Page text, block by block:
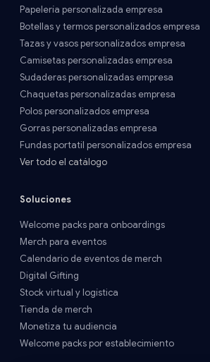
Papelería personalizada empresa
Botellas y termos personalizados empresa
Tazas y vasos personalizados empresa
Camisetas personalizadas empresa
Sudaderas personalizadas empresa
Chaquetas personalizadas empresa
Polos personalizados empresa
Gorras personalizadas empresa
Fundas portatil personalizados empresa
Ver todo el catálogo
Soluciones
Welcome packs para onboardings
Merch para eventos
Calendario de eventos de merch
Digital Gifting
Stock virtual y logística
Tienda de merch
Monetiza tu audiencia
Welcome packs por establecimiento